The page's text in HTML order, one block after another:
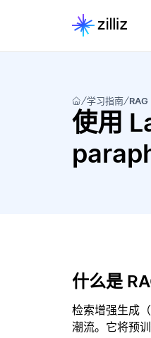
学习指南 RAG
使用
什么是
检索增强生成
潮流。它将预